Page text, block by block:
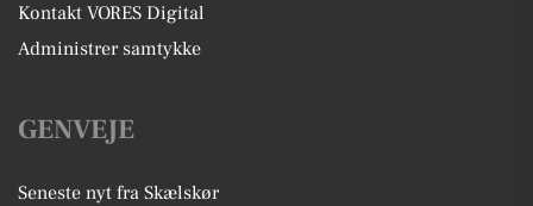
Kontakt VORES Digital
Administrer samtykke
GENVEJE
Seneste nyt fra Skælskør